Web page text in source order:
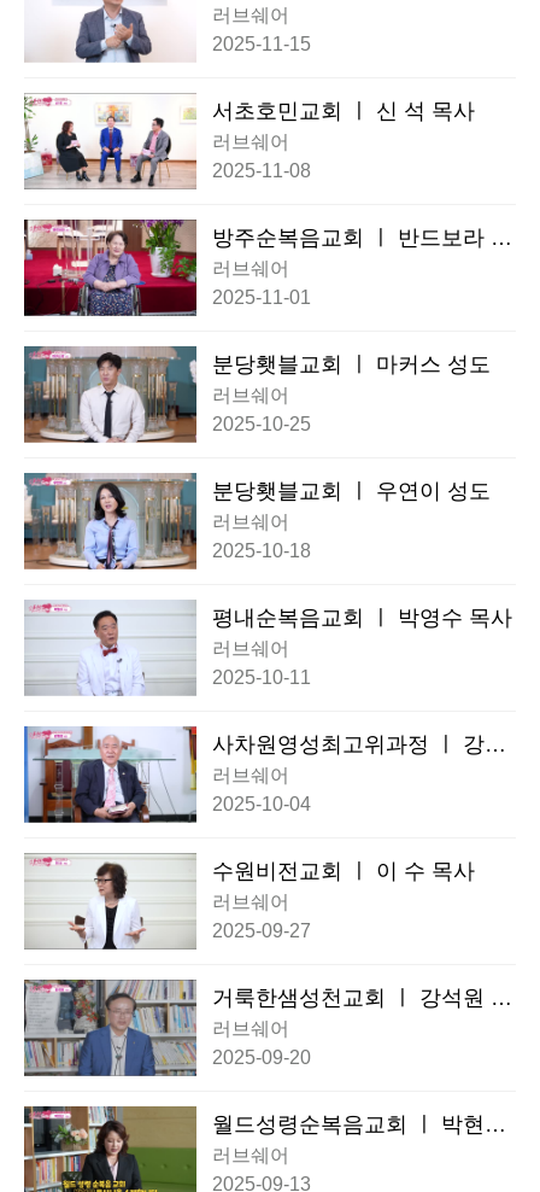
러브쉐어
2025-11-15
서초호민교회 ㅣ 신 석 목사
러브쉐어
2025-11-08
방주순복음교회 ㅣ 반드보라 사
모
러브쉐어
2025-11-01
분당횃블교회 ㅣ 마커스 성도
러브쉐어
2025-10-25
분당횃블교회 ㅣ 우연이 성도
러브쉐어
2025-10-18
평내순복음교회 ㅣ 박영수 목사
러브쉐어
2025-10-11
사차원영성최고위과정 ㅣ 강동
희 회장
러브쉐어
2025-10-04
수원비전교회 ㅣ 이 수 목사
러브쉐어
2025-09-27
거룩한샘성천교회 ㅣ 강석원 목
사
러브쉐어
2025-09-20
월드성령순복음교회 ㅣ 박현신
목사
러브쉐어
2025-09-13